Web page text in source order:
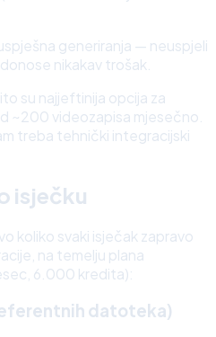
generiranja — neuspjeli
nikakav trošak.
su najjeftinija opcija za
~200 videozapisa mjesečno.
treba tehnički integracijski
isječku
koliko svaki isječak zapravo
na temelju plana
6.000 kredita):
datoteka)